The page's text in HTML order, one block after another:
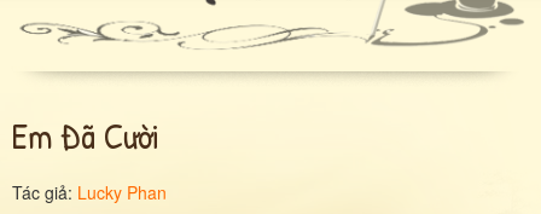
Em Đã Cười
Tác giả: Lucky Phan